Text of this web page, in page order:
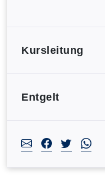
Kursleitung
Entgelt